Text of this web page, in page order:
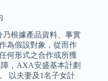
乃根據產品資料、事實
為假設對象，從而作
何形式之合作或所獲
，AXA安盛基本計劃
以夫妻及1名子女計